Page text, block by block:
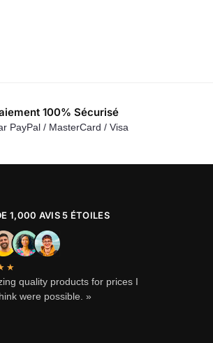
100% Sécurisé
PayPal / MasterCard / Visa
1,000 AVIS 5 ÉTOILES
quality products for prices I
were possible. »